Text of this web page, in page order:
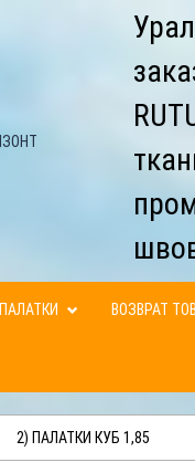
ПАЛАТКИ ВОЗВРАТ
2) ПАЛАТКИ КУБ 1,85